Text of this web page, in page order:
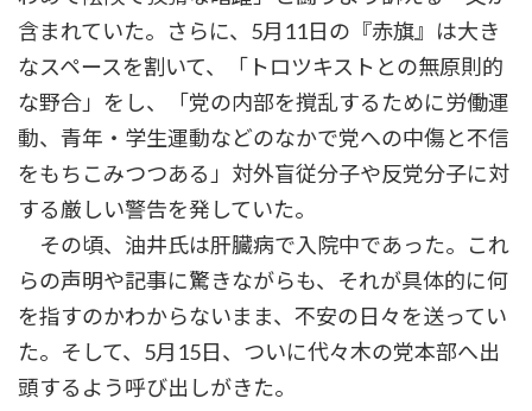
含まれていた。さらに、5月11日の『赤旗』は大き
なスペースを割いて、「トロツキストとの無原則的
な野合」をし、「党の内部を撹乱するために労働運
動、青年・学生運動などのなかで党への中傷と不信
をもちこみつつある」対外盲従分子や反党分子に対
する厳しい警告を発していた。
その頃、油井氏は肝臓病で入院中であった。これ
らの声明や記事に驚きながらも、それが具体的に何
を指すのかわからないまま、不安の日々を送ってい
た。そして、5月15日、ついに代々木の党本部へ出
頭するよう呼び出しがきた。